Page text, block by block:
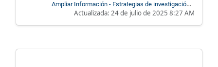
Ampliar Información - Estrategias de investigación e
innovación apoyadas
Actualizada: 24 de julio de 2025 8:27 AM